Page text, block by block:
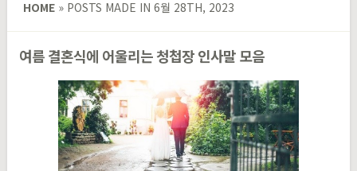
HOME »POSTS MADE IN 6월 28TH, 2023
여름 결혼식에 어울리는 청첩장 인사말 모음